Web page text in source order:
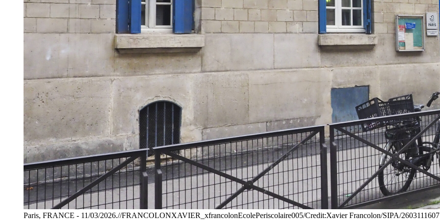
Paris, FRANCE - 11/03/2026.//FRANCOLONXAVIER_xfrancolonEcolePeriscolaire005/Credit:Xavier Francolon/SIPA/2603111607